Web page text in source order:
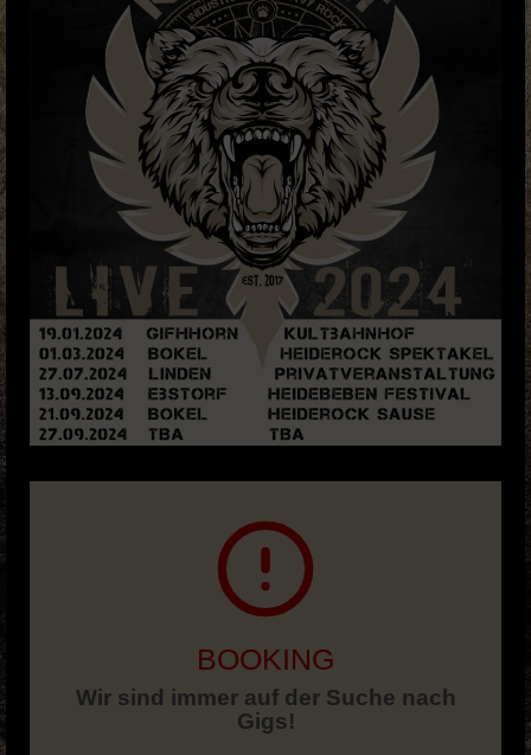
BOOKING
Wir sind immer auf der Suche nach
Gigs!